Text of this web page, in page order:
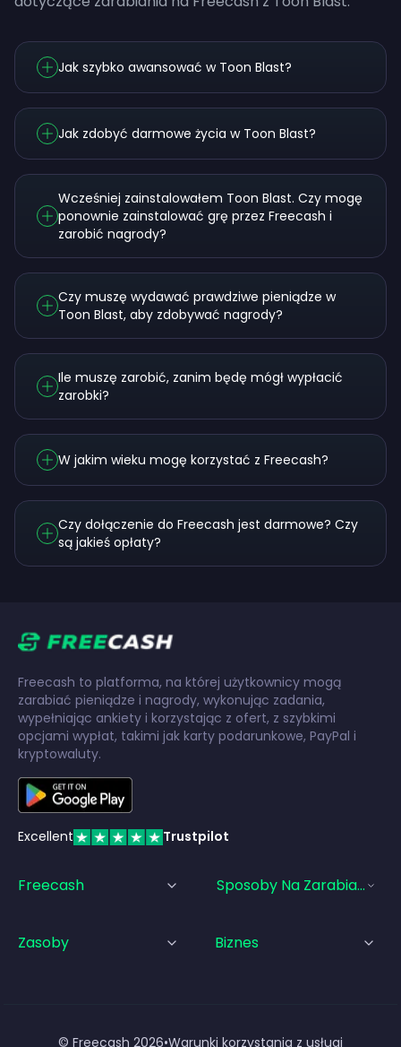
Jak szybko awansować w Toon Blast?
Jak zdobyć darmowe życia w Toon Blast?
Wcześniej zainstalowałem Toon Blast. Czy mogę
ponownie zainstalować grę przez Freecash i
zarobić nagrody?
Czy muszę wydawać prawdziwe pieniądze w
Toon Blast, aby zdobywać nagrody?
Ile muszę zarobić, zanim będę mógł wypłacić
zarobki?
W jakim wieku mogę korzystać z Freecash?
Czy dołączenie do Freecash jest darmowe? Czy
są jakieś opłaty?
Freecash to platforma, na której użytkownicy mogą
zarabiać pieniądze i nagrody, wykonując zadania,
wypełniając ankiety i korzystając z ofert, z szybkimi
opcjami wypłat, takimi jak karty podarunkowe, PayPal i
kryptowaluty.
Excellent Trustpilot
Freecash Sposoby Na Zarabianie
Zasoby Biznes
© Freecash 2026•Warunki korzystania z usługi